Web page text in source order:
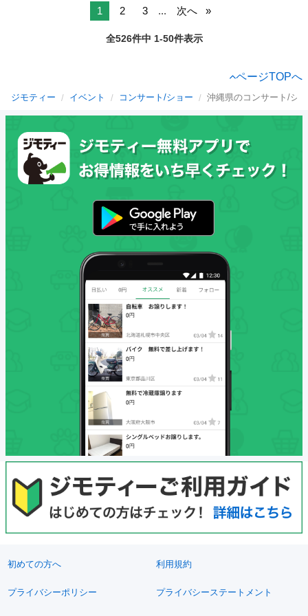
1 2 3 ... 次へ
全526件中 1-50件表示
ページTOPへ
ジモティー イベント コンサート/ショー 沖縄県のコンサート/シ
初めての方へ 利用規約
プライバシーポリシー プライバシーステートメント